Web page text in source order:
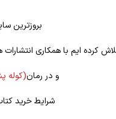
بروزترین
کرده ایم با همکاری
و در رمان(کوله
شرایط خرید